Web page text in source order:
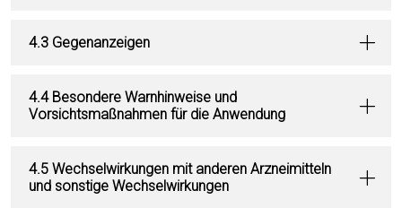
4.3 Gegenanzeigen
4.4 Besondere Warnhinweise und
Vorsichtsmaßnahmen für die Anwendung
4.5 Wechselwirkungen mit anderen Arzneimitteln
und sonstige Wechselwirkungen